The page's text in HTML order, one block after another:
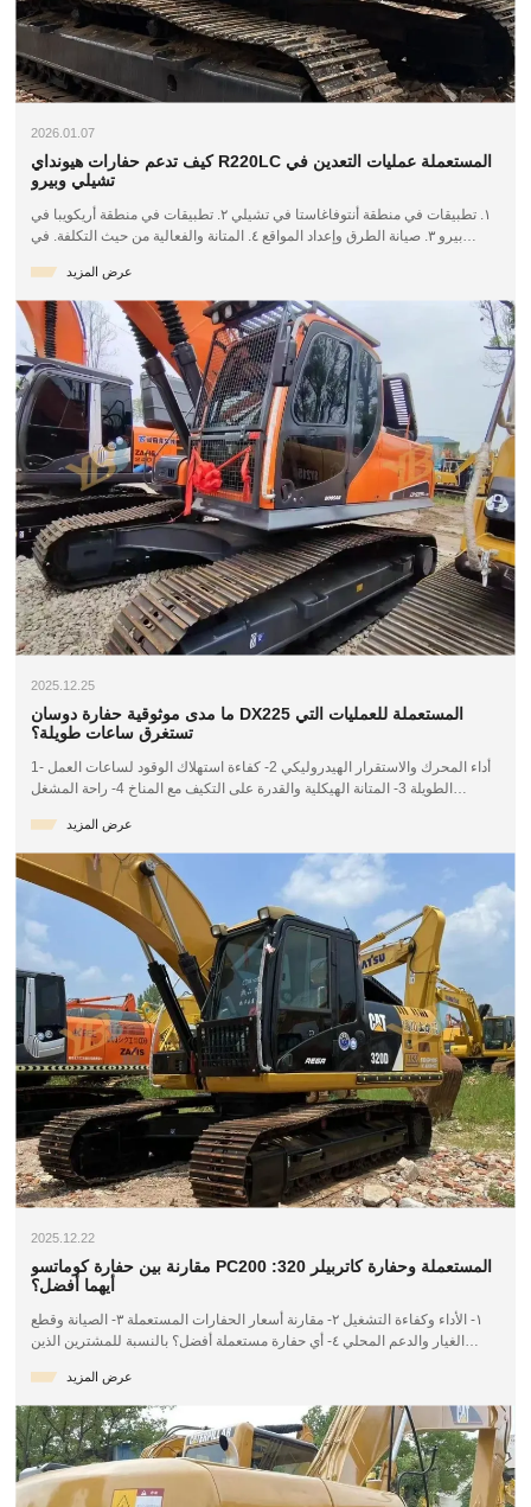
2026.01.07
كيف تدعم حفارات هيونداي R220LC المستعملة عمليات التعدين في
تشيلي وبيرو
١. تطبيقات في منطقة أنتوفاغاستا في تشيلي ٢. تطبيقات في منطقة أريكويبا في
بيرو ٣. صيانة الطرق وإعداد المواقع ٤. المتانة والفعالية من حيث التكلفة. في
هيونداي R220LC المستعملة أصولًا أساسية في عمليات التعدين. وتضم هذه
المناطق بعضًا من أكثر رواسب النحاس والمعادن المتعددة إنتاجية في العالم،
عرض المزيد
2025.12.25
ما مدى موثوقية حفارة دوسان DX225 المستعملة للعمليات التي
تستغرق ساعات طويلة؟
1- أداء المحرك والاستقرار الهيدروليكي 2- كفاءة استهلاك الوقود لساعات العمل
الطويلة 3- المتانة الهيكلية والقدرة على التكيف مع المناخ 4- راحة المشغل
للمقاولين العاملين في مشاريع البنية التحتية والتعدين وأعمال الحفر واسعة
النطاق، غالبًا ما يكون العمل لساعات طويلة أمرًا لا مفر منه. وينطبق هذا بشكل
عرض المزيد
2025.12.22
مقارنة بين حفارة كوماتسو PC200 المستعملة وحفارة كاتربيلر 320:
أيهما أفضل؟
١- الأداء وكفاءة التشغيل ٢- مقارنة أسعار الحفارات المستعملة ٣- الصيانة وقطع
الغيار والدعم المحلي ٤- أي حفارة مستعملة أفضل؟ بالنسبة للمشترين الذين
PC200 المستعملة وحفارة كاتربيلر 320 المستعملة من أكثر الخيارات شيوعًا في
جميع أنحاء العالم. في مناطق مثل أمريكا الجنوبية وأفريقيا، حيث يُعد التحكم في
التكاليف وصيانة الآلات...
عرض المزيد